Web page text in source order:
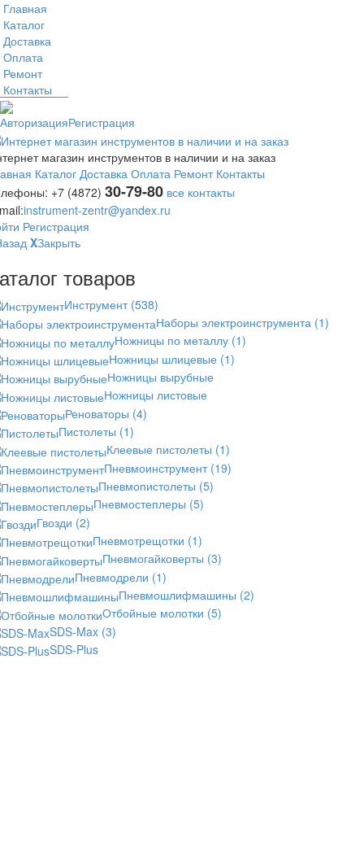
Главная
Каталог
Доставка
Оплата
Ремонт
Контакты
АвторизацияРегистрация
магазин инструментов в наличии и на заказ
Каталог Доставка Оплата Ремонт Контакты
+7 (4872) 30-79-80 все контакты
instrument-zentr@yandex.ru
Регистрация
XЗакрыть
товаров
Инструмент (538)
Наборы электроинструмента (1)
Ножницы по металлу (1)
Ножницы шлицевые (1)
Ножницы вырубные
Ножницы листовые
Реноваторы (4)
Пистолеты (1)
Клеевые пистолеты (1)
Пневмоинструмент (19)
Пневмопистолеты (5)
Пневмостеплеры (5)
Гвозди (2)
Пневмотрещотки (1)
Пневмогайковерты (3)
Пневмодрели (1)
Пневмошлифмашины (2)
Отбойные молотки (5)
SDS-Max (3)
SDS-Plus